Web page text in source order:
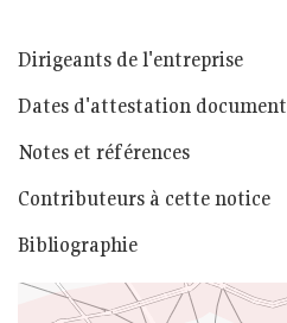
Dirigeants de l'entreprise
Dates d'attestation
Notes et références
Contributeurs à cette notice
Bibliographie